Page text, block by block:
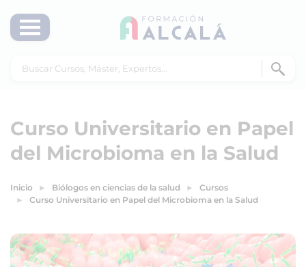
Curso Universitario en Papel
del Microbioma en la Salud
Inicio Biólogos en ciencias de la salud
Cursos
Curso Universitario en Papel del Microbioma en la Salud